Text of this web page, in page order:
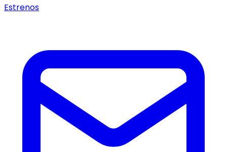
Estrenos